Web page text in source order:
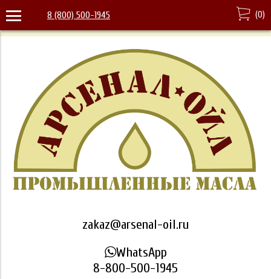
8 (800) 500-1945 (0)
zakaz@arsenal-oil.ru
WhatsApp
8-800-500-1945